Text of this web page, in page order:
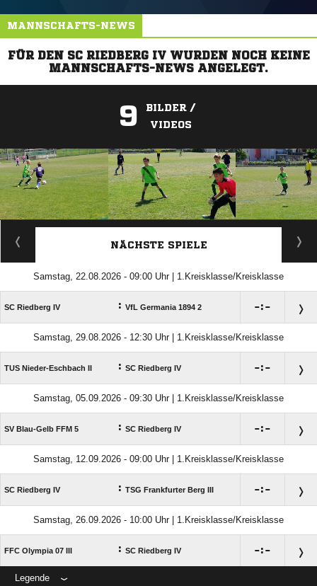
MANNSCHAFTS-NEWS
FÜR DEN SC RIEDBERG IV WURDEN NOCH KEINE
MANNSCHAFTS-NEWS ANGELEGT.
9
BILDER /
VIDEOS
ANZEIGE
NÄCHSTE SPIELE
Samstag, 22.08.2026 - 09:00 Uhr | 1.Kreisklasse/Kreisklasse
SC Riedberg IV : VfL Germania 1894 2 :
Samstag, 29.08.2026 - 12:30 Uhr | 1.Kreisklasse/Kreisklasse
TUS Nieder-Eschbach II : SC Riedberg IV :
Samstag, 05.09.2026 - 09:30 Uhr | 1.Kreisklasse/Kreisklasse
SV Blau-Gelb FFM 5 : SC Riedberg IV :
Samstag, 12.09.2026 - 09:00 Uhr | 1.Kreisklasse/Kreisklasse
SC Riedberg IV : TSG Frankfurter Berg III :
Samstag, 26.09.2026 - 10:00 Uhr | 1.Kreisklasse/Kreisklasse
FFC Olympia 07 III : SC Riedberg IV :
Legende